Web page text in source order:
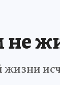
не